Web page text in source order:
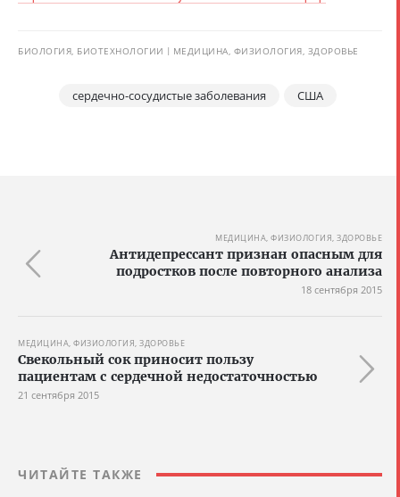
БИОЛОГИЯ, БИОТЕХНОЛОГИИ МЕДИЦИНА, ФИЗИОЛОГИЯ, ЗДОРОВЬЕ
сердечно-сосудистые заболевания США
МЕДИЦИНА, ФИЗИОЛОГИЯ, ЗДОРОВЬЕ
Антидепрессант признан опасным для
подростков после повторного анализа
18 сентября 2015
МЕДИЦИНА, ФИЗИОЛОГИЯ, ЗДОРОВЬЕ
Свекольный сок приносит пользу
пациентам с сердечной недостаточностью
21 сентября 2015
ЧИТАЙТЕ ТАКЖЕ